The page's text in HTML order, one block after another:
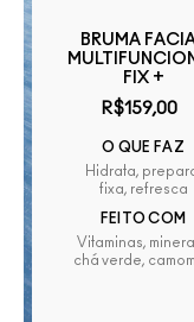
BRUMA
FIX +
R$159,00
O QUE FAZ
Hidrata,
fixa, refresca
FEITO COM
Vitaminas,
chá verde,